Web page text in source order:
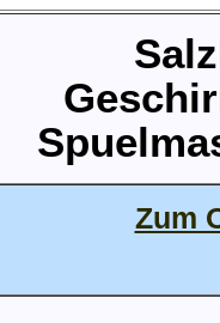
Zum